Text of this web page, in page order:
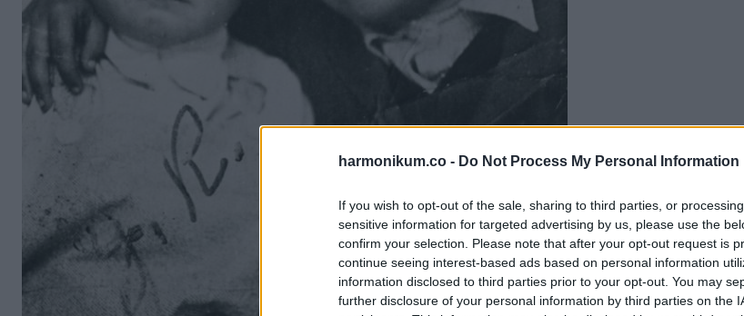
harmonikum.co - Do Not Process My Personal Information
If you wish to opt-out of the sale, sharing to third parties, or
sensitive information for targeted advertising by us, please use the
confirm your selection. Please note that after your opt-out request is
continue seeing interest-based ads based on personal information
information disclosed to third parties prior to your opt-out. You may
further disclosure of your personal information by third parties on the